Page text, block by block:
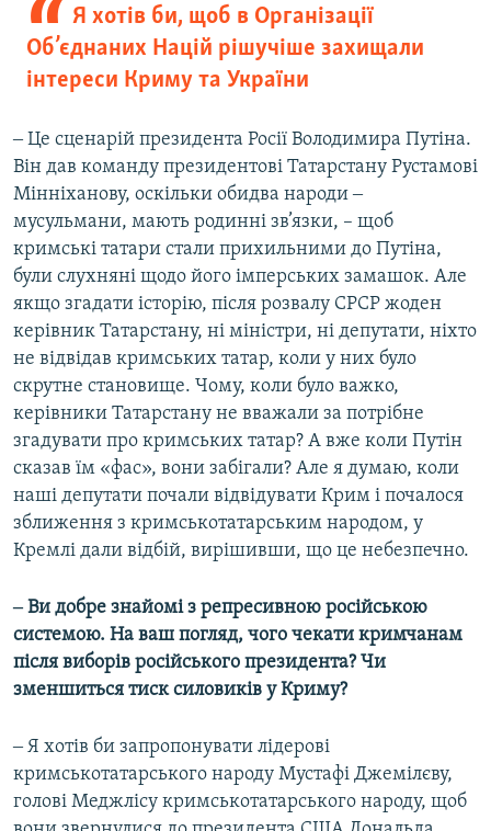
Я хотів би, щоб в Організації
Об’єднаних Націй рішучіше захищали
інтереси Криму та України
‒ Це сценарій президента Росії Володимира Путіна.
Він дав команду президентові Татарстану Рустамові
Мінніханову, оскільки обидва народи ‒
мусульмани, мають родинні зв’язки, – щоб
кримські татари стали прихильними до Путіна,
були слухняні щодо його імперських замашок. Але
якщо згадати історію, після розвалу СРСР жоден
керівник Татарстану, ні міністри, ні депутати, ніхто
не відвідав кримських татар, коли у них було
скрутне становище. Чому, коли було важко,
керівники Татарстану не вважали за потрібне
згадувати про кримських татар? А вже коли Путін
сказав їм «фас», вони забігали? Але я думаю, коли
наші депутати почали відвідувати Крим і почалося
зближення з кримськотатарським народом, у
Кремлі дали відбій, вирішивши, що це небезпечно.
‒ Ви добре знайомі з репресивною російською
системою. На ваш погляд, чого чекати кримчанам
після виборів російського президента? Чи
зменшиться тиск силовиків у Криму?
‒ Я хотів би запропонувати лідерові
кримськотатарського народу Мустафі Джемілєву,
голові Меджлісу кримськотатарського народу, щоб